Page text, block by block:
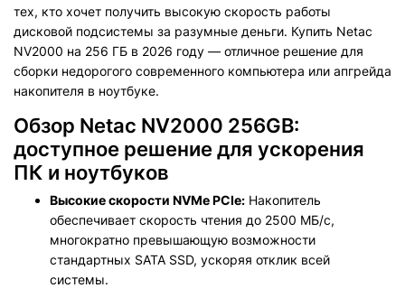
тех, кто хочет получить высокую скорость работы
дисковой подсистемы за разумные деньги. Купить Netac
NV2000 на 256 ГБ в 2026 году — отличное решение для
сборки недорогого современного компьютера или апгрейда
накопителя в ноутбуке.
Обзор Netac NV2000 256GB:
доступное решение для ускорения
ПК и ноутбуков
Высокие скорости NVMe PCIe: Накопитель
обеспечивает скорость чтения до 2500 МБ/с,
многократно превышающую возможности
стандартных SATA SSD, ускоряя отклик всей
системы.